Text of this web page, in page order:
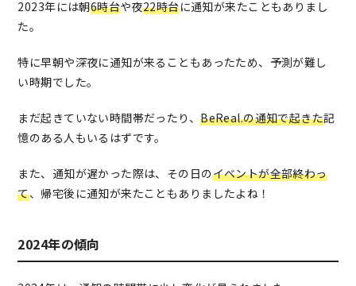
2023年には朝6時台や夜22時台に通知が来たこともありまし
た。
特に早朝や深夜に通知が来ることもあったため、予測が難し
い時期でした。
まだ起きていない時間帯だったり、BeReal.の通知で起きた記
憶のある人もいるはずです。
また、通知が遅かった際は、その日のイベントが全部終わっ
て、帰宅後に通知が来たこともありましたよね！
2024年の傾向